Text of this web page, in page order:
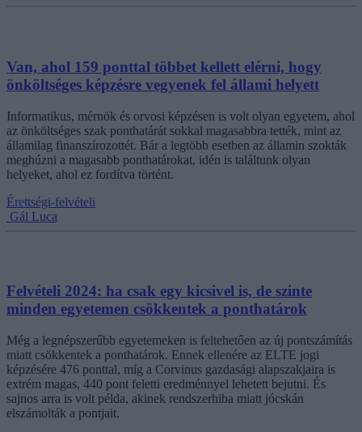
Van, ahol 159 ponttal többet kellett elérni, hogy
önköltséges képzésre vegyenek fel állami helyett
Informatikus, mérnök és orvosi képzésen is volt olyan egyetem, ahol
az önköltséges szak ponthatárát sokkal magasabbra tették, mint az
államilag finanszírozottét. Bár a legtöbb esetben az államin szokták
meghúzni a magasabb ponthatárokat, idén is találtunk olyan
helyeket, ahol ez fordítva történt.
Érettségi-felvételi
Gál Luca
Felvételi 2024: ha csak egy kicsivel is, de szinte
minden egyetemen csökkentek a ponthatárok
Még a legnépszerűbb egyetemeken is feltehetően az új pontszámítás
miatt csökkentek a ponthatárok. Ennek ellenére az ELTE jogi
képzésére 476 ponttal, míg a Corvinus gazdasági alapszakjaira is
extrém magas, 440 pont feletti eredménnyel lehetett bejutni. És
sajnos arra is volt példa, akinek rendszerhiba miatt jócskán
elszámolták a pontjait.